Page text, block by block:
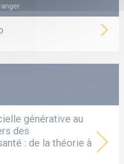
générative au
des
: de la théorie à